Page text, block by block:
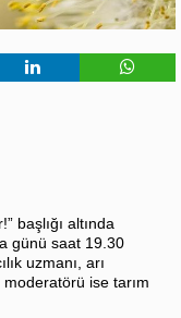
başlığı altında
günü saat 19.30
uzmanı, arı
ise tarım